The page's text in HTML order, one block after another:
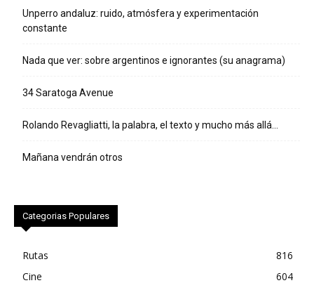
Unperro andaluz: ruido, atmósfera y experimentación
constante
Nada que ver: sobre argentinos e ignorantes (su anagrama)
34 Saratoga Avenue
Rolando Revagliatti, la palabra, el texto y mucho más allá…
Mañana vendrán otros
Categorias Populares
Rutas
816
Cine
604